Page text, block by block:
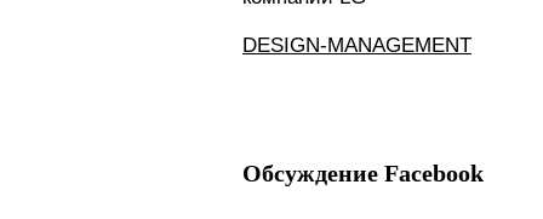
DESIGN-MANAGEMENT
Обсуждение Facebook